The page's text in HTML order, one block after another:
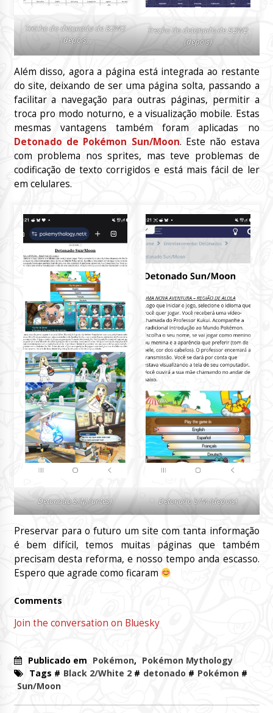
Trecho do detonado de B2W2
(depois)
Trecho do detonado de B2W2
(depois)
Além disso, agora a página está integrada ao restante
do site, deixando de ser uma página solta, passando a
facilitar a navegação para outras páginas, permitir a
troca pro modo noturno, e a visualização mobile. Estas
mesmas vantagens também foram aplicadas no
Detonado de Pokémon Sun/Moon. Este não estava
com problema nos sprites, mas teve problemas de
codificação de texto corrigidos e está mais fácil de ler
em celulares.
Detonado S/M (antes) Detonado S/M (depois)
Preservar para o futuro um site com tanta informação
é bem difícil, temos muitas páginas que também
precisam desta reforma, e nosso tempo anda escasso.
Espero que agrade como ficaram
Comments
Join the conversation on Bluesky
Publicado em Pokémon, Pokémon Mythology
Tags # Black 2/White 2# detonado # Pokémon#
Sun/Moon